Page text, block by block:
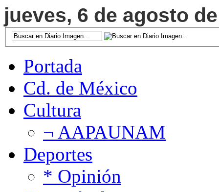
jueves, 6 de agosto
Portada
Cd. de México
Cultura
¬ AAPAUNAM
Deportes
* Opinión